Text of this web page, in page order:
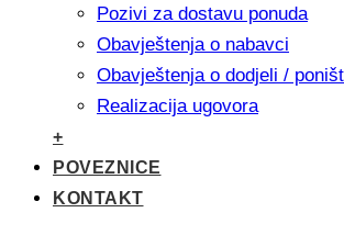
Pozivi za dostavu ponuda
Obavještenja o nabavci
Obavještenja o dodjeli /
Realizacija ugovora
+
POVEZNICE
KONTAKT